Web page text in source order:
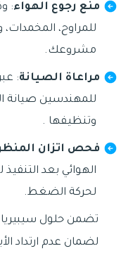
منع رجوع الهواء:
للمراوح،
مشروعك.
مراعاة الصيانة:
للمهندسين صيانة
وتنظيفها .
فحص اتزان
الهوائي بعد
لحركة الضغط.
تضمن حلول
لضمان عدم ارتداد